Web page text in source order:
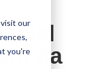
our
you're
da